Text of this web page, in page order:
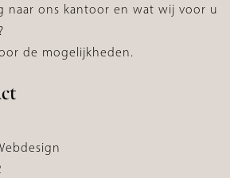
naar ons kantoor en wat wij voor u
de mogelijkheden.